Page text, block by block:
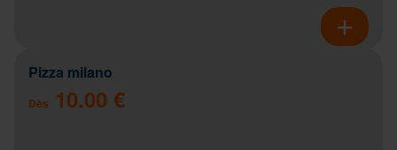
Pizza milano
Dès 10.00 €